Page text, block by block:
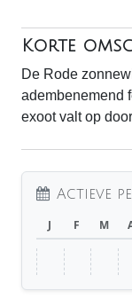
Korte
De Rode
adembenemend
exoot valt op
Actieve
J F M